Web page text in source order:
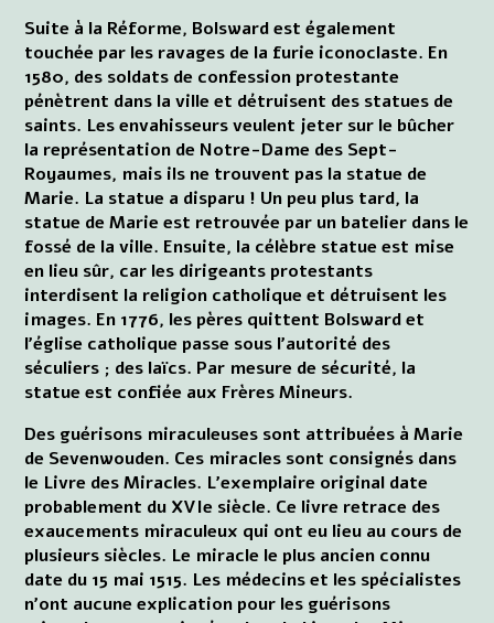
Suite à la Réforme, Bolsward est également
touchée par les ravages de la furie iconoclaste. En
1580, des soldats de confession protestante
pénètrent dans la ville et détruisent des statues de
saints. Les envahisseurs veulent jeter sur le bûcher
la représentation de Notre-Dame des Sept-
Royaumes, mais ils ne trouvent pas la statue de
Marie. La statue a disparu ! Un peu plus tard, la
statue de Marie est retrouvée par un batelier dans le
fossé de la ville. Ensuite, la célèbre statue est mise
en lieu sûr, car les dirigeants protestants
interdisent la religion catholique et détruisent les
images. En 1776, les pères quittent Bolsward et
l'église catholique passe sous l'autorité des
séculiers ; des laïcs. Par mesure de sécurité, la
statue est confiée aux Frères Mineurs.
Des guérisons miraculeuses sont attribuées à Marie
de Sevenwouden. Ces miracles sont consignés dans
le Livre des Miracles. L'exemplaire original date
probablement du XVIe siècle. Ce livre retrace des
exaucements miraculeux qui ont eu lieu au cours de
plusieurs siècles. Le miracle le plus ancien connu
date du 15 mai 1515. Les médecins et les spécialistes
n'ont aucune explication pour les guérisons